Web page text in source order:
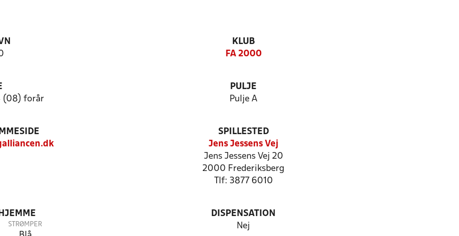
KLUB
FA 2000
(08) forår
PULJE
Pulje A
SPILLESTED
Jens Jessens Vej
Jens Jessens Vej 20
2000 Frederiksberg
Tlf: 3877 6010
STRØMPER
DISPENSATION
Nej